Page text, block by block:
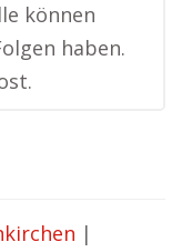
können
haben.
|